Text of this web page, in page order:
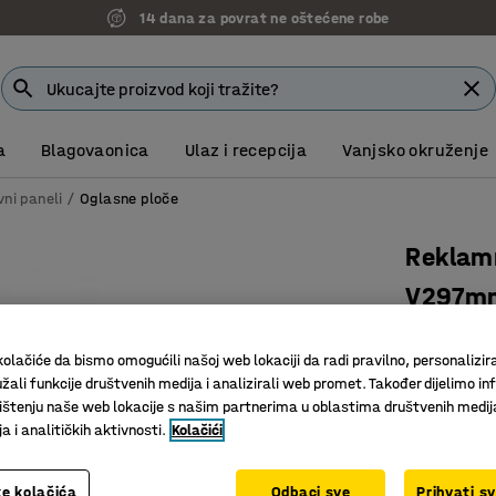
14 dana za povrat ne oštećene robe
Blagovaonica Ulaz i recepcija Vanjsko okruženje
paneli Oglasne ploče
Zidni
Za
A3
da bismo omogućili našoj web lokaciji da radi pravilno,
funkcije društvenih medija i analizirali web promet. Također dijelimo
naše web lokacije s našim partnerima u oblastima društvenih
i analitičkih aktivnosti. Kolačići
kolačića Odbaci sve Prihvati